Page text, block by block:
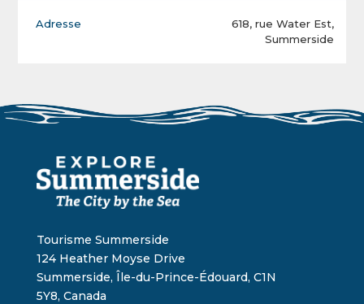
Adresse
618, rue Water Est,
Summerside
Tourisme Summerside
124 Heather Moyse Drive
Summerside, Île-du-Prince-Édouard, C1N
5Y8, Canada